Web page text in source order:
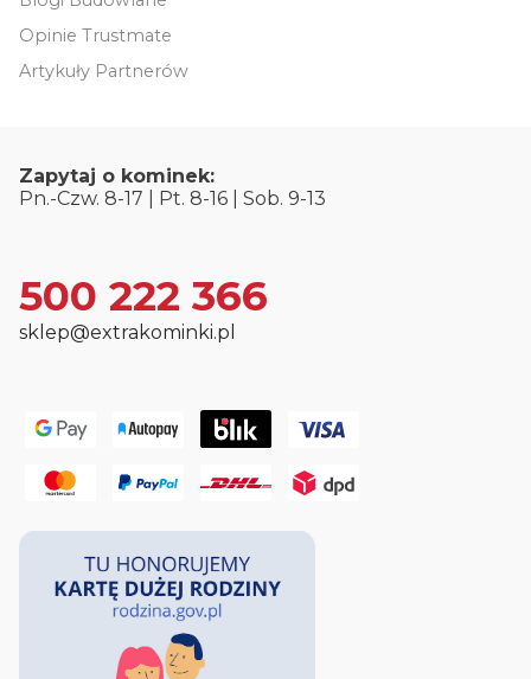
Opinie Trustmate
Artykuły Partnerów
Zapytaj o kominek:
Pn.-Czw. 8-17 | Pt. 8-16 | Sob. 9-13
500 222 366
sklep@extrakominki.pl